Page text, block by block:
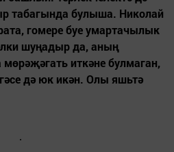
табагында булыша. Николай
гомере буе умартачылык
шуңадыр да, аның
иткәне булмаган,
дә юк икән. Олы яшьтә